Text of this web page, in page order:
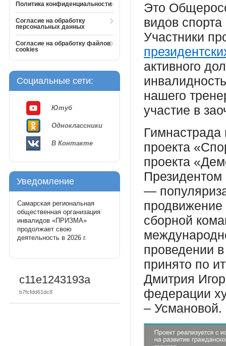
Политика конфиденциальности
Согласие на обработку
персональных данных
Согласие на обработку файлов
cookies
Социальные сети:
Ютуб
Одноклассники
В Контакте
Уведомление
Самарская региональная
общественная организация
инвалидов «ПРИЗМА»
продолжает свою
деятельность в 2026 г.
c11e1243193a
b7fcfdd61dc8
Это
видов
Участники
активного
нашего
участие в
Гимнастрада
проекта
проекта
—
продвижение
сборной
проведении
принято по
Дмитрия
федерации
– Усмановой.